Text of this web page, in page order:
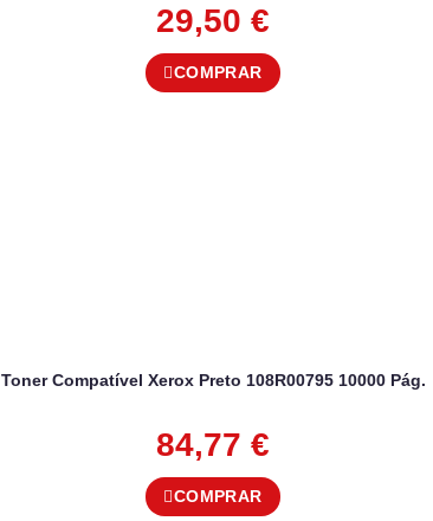
29,50 €
COMPRAR
Toner Compatível Xerox Preto 108R00795 10000 Pág.
84,77 €
COMPRAR